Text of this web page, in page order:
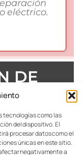
tecnologías como las
del dispositivo. El
procesar datos como el
únicas en este sitio.
negativamente a
eléctrico.
DE
de género que se